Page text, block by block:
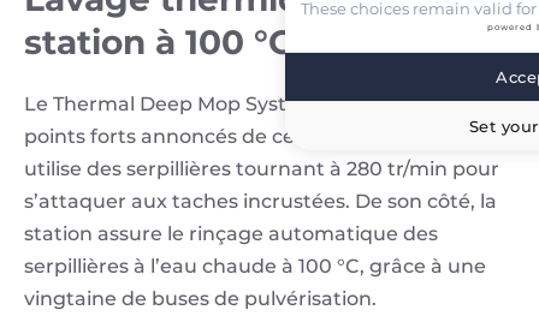
station à 100 °C
Le Thermal Deep Mop System constitue l’un des
points forts annoncés de ce modèle. Le robot
utilise des serpillières tournant à 280 tr/min pour
s’attaquer aux taches incrustées. De son côté, la
station assure le rinçage automatique des
serpillières à l’eau chaude à 100 °C, grâce à une
vingtaine de buses de pulvérisation.
These choices remain valid
powered
Set